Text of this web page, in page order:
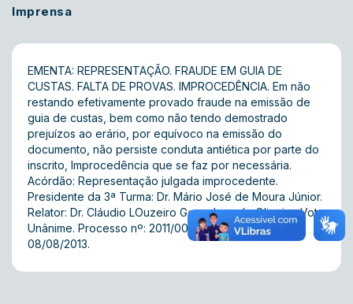
Imprensa
EMENTA: REPRESENTAÇÃO. FRAUDE EM GUIA DE
CUSTAS. FALTA DE PROVAS. IMPROCEDÊNCIA. Em não
restando efetivamente provado fraude na emissão de
guia de custas, bem como não tendo demostrado
prejuízos ao erário, por equívoco na emissão do
documento, não persiste conduta antiética por parte do
inscrito, Improcedência que se faz por necessária.
Acórdão: Representação julgada improcedente.
Presidente da 3ª Turma: Dr. Mário José de Moura Júnior.
Relator: Dr. Cláudio LOuzeiro Gonçalves de Oliveira. Voto
Unânime. Processo nº: 2011/00044. data da sessão:
08/08/2013.